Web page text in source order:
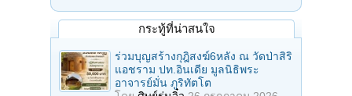
กระทู้ที่น่าสนใจ
ร่วมบุญสร้างกุฎิสงฆ์6หลัง ณ วัดป่าสิริ
แอชราม ปท.อินเดีย มูลนิธิพระ
อาจารย์มั่น ภูริทัตโต